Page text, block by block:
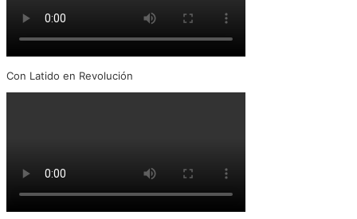
Con Latido en Revolución